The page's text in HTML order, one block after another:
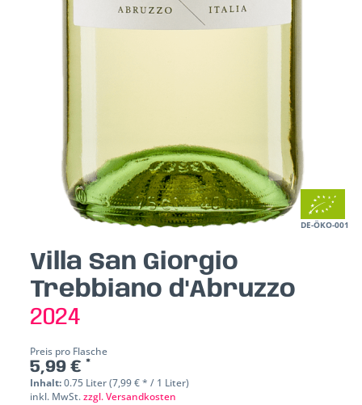
DE-ÖKO-001
Villa San Giorgio
Trebbiano d'Abruzzo
2024
Preis pro Flasche
5,99 € *
Inhalt:0.75 Liter (7,99 € * / 1 Liter)
inkl. MwSt.zzgl. Versandkosten